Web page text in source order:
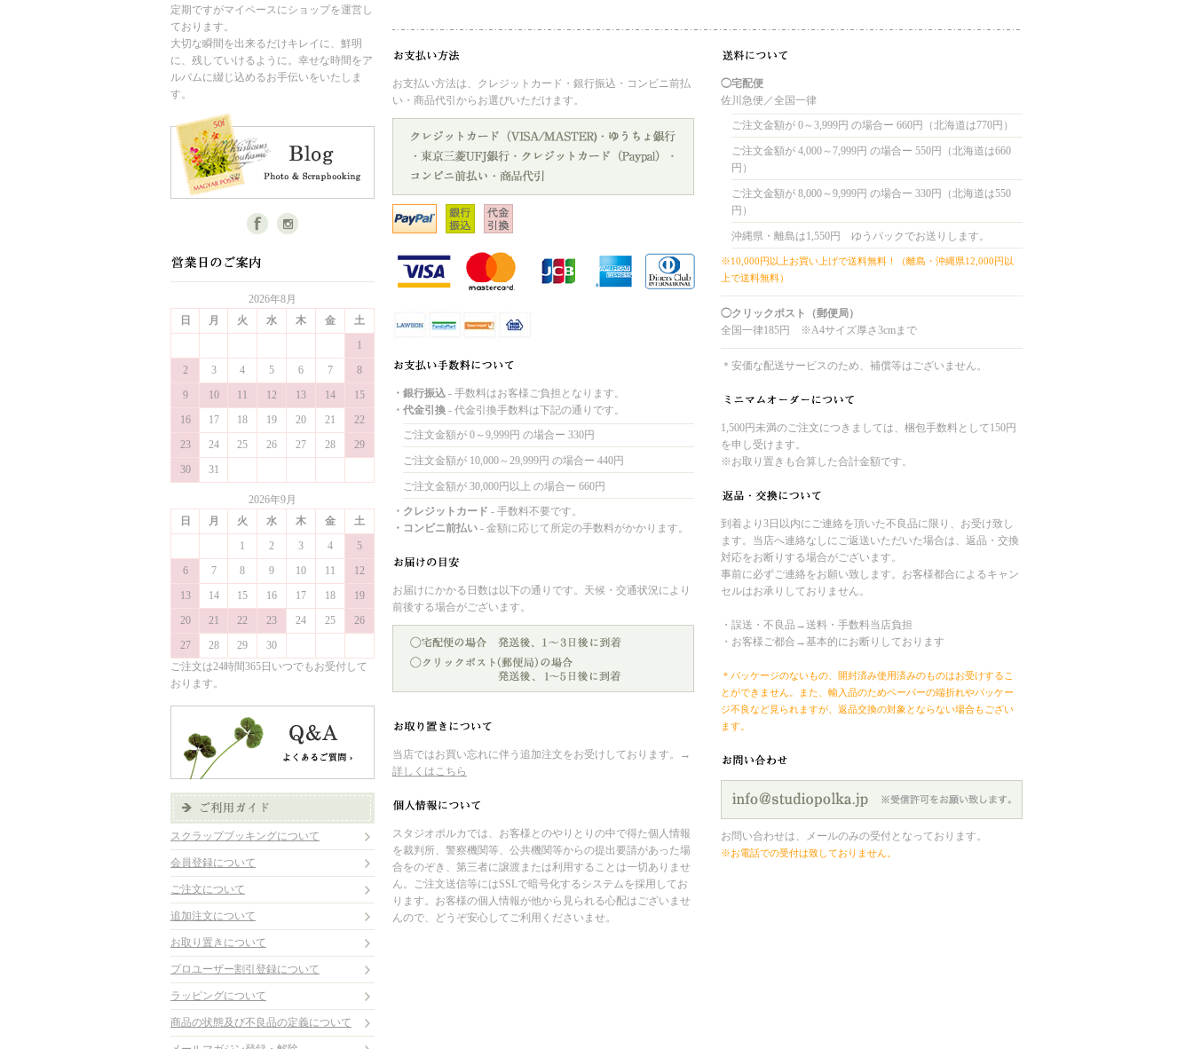
定期ですがマイペースにショップを運営し
ております。
大切な瞬間を出来るだけキレイに、鮮明
に、残していけるように。幸せな時間をア
ルバムに綴じ込めるお手伝いをいたしま
す。
2026年8月
日
月 火 水 木 金
土
1
2
3 4 5 6 7
8
9
10 11 12 13 14
15
16
17 18 19 20 21
22
23
24 25 26 27 28
29
30
31
2026年9月
日
月 火 水 木 金
土
1
2 3 4
5
6
7 8 9 10 11
12
13
14 15 16 17 18
19
20
21 22 23 24 25
26
27
28 29
30
ご注文は24時間365日いつでもお受付して
おります。
スクラップブッキングについて
会員登録について
ご注文について
追加注文について
お取り置きについて
プロユーザー割引登録について
ラッピングについて
商品の状態及び不良品の定義について
お支払い方法は、クレジットカード・銀行振込・コンビニ前払
い・商品代引からお選びいただけます。
・銀行振込 - 手数料はお客様ご負担となります。
・代金引換 - 代金引換手数料は下記の通りです。
ご注文金額が 0～9,999円 の場合ー 330円
ご注文金額が 10,000～29,999円 の場合ー 440円
ご注文金額が 30,000円以上 の場合ー 660円
・クレジットカード - 手数料不要です。
・コンビニ前払い - 金額に応じて所定の手数料がかかります。
お届けにかかる日数は以下の通りです。天候・交通状況により
前後する場合がございます。
当店ではお買い忘れに伴う追加注文をお受けしております。→
詳しくはこちら
スタジオポルカでは、お客様とのやりとりの中で得た個人情報
を裁判所、警察機関等、公共機関等からの提出要請があった場
合をのぞき、第三者に譲渡または利用することは一切ありませ
ん。ご注文送信等にはSSLで暗号化するシステムを採用してお
ります。お客様の個人情報が他から見られる心配はございませ
んので、どうぞ安心してご利用くださいませ。
◯宅配便
佐川急便／全国一律
ご注文金額が 0～3,999円 の場合ー 660円（北海道は770円）
ご注文金額が 4,000～7,999円 の場合ー 550円（北海道は660
円）
ご注文金額が 8,000～9,999円 の場合ー 330円（北海道は550
円）
沖縄県・離島は1,550円 ゆうパックでお送りします。
※10,000円以上お買い上げで送料無料！（離島・沖縄県12,000円以
上で送料無料）
◯クリックポスト（郵便局）
全国一律185円 ※A4サイズ厚さ3cmまで
＊安価な配送サービスのため、補償等はございません。
1,500円未満のご注文につきましては、梱包手数料として150円
を申し受けます。
※お取り置きも合算した合計金額です。
到着より3日以内にご連絡を頂いた不良品に限り、お受け致し
ます。当店へ連絡なしにご返送いただいた場合は、返品・交換
対応をお断りする場合がございます。
事前に必ずご連絡をお願い致します。お客様都合によるキャン
セルはお承りしておりません。
・誤送・不良品→送料・手数料当店負担
・お客様ご都合→基本的にお断りしております
＊パッケージのないもの、開封済み使用済みのものはお受けするこ
とができません。また、輸入品のためペーパーの端折れやパッケー
ジ不良など見られますが、返品交換の対象とならない場合もござい
ます。
お問い合わせは、メールのみの受付となっております。
※お電話での受付は致しておりません。